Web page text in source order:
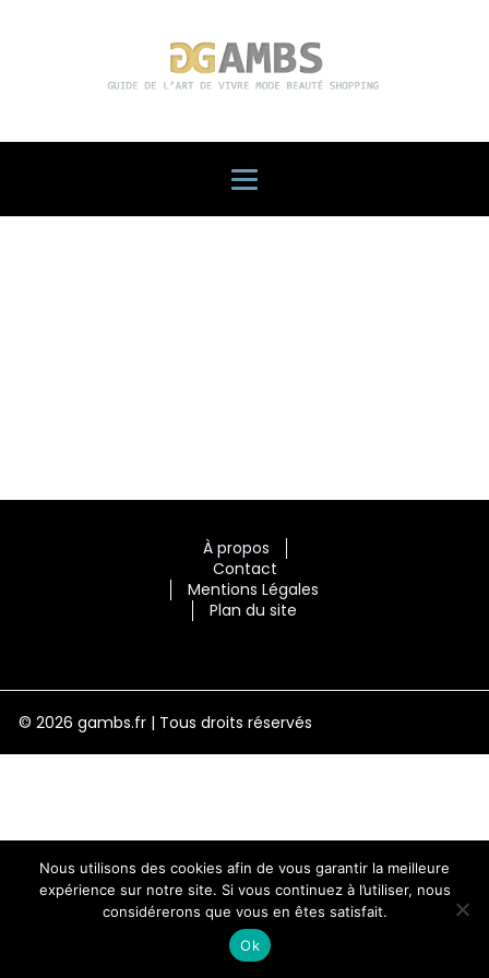
À propos
Contact
Mentions Légales
Plan du site
© 2026 gambs.fr | Tous droits réservés
Nous utilisons des cookies afin de vous garantir la meilleure
expérience sur notre site. Si vous continuez à l’utiliser, nous
considérerons que vous en êtes satisfait.
Ok